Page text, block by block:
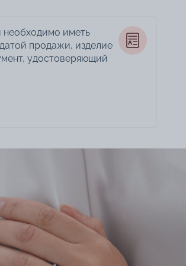
иметь
продажи, изделие
удостоверяющий